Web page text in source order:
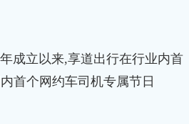
成立以来,享道出行在行业内首
首个网约车司机专属节日